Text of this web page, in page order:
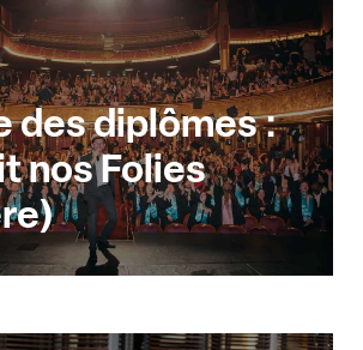
des diplômes :
nos Folies